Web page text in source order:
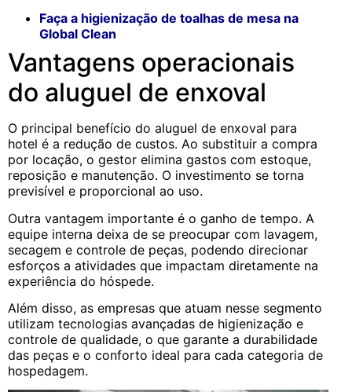
Faça a higienização de toalhas de mesa na
Global Clean
Vantagens operacionais
do aluguel de enxoval
O principal benefício do aluguel de enxoval para
hotel é a redução de custos. Ao substituir a compra
por locação, o gestor elimina gastos com estoque,
reposição e manutenção. O investimento se torna
previsível e proporcional ao uso.
Outra vantagem importante é o ganho de tempo. A
equipe interna deixa de se preocupar com lavagem,
secagem e controle de peças, podendo direcionar
esforços a atividades que impactam diretamente na
experiência do hóspede.
Além disso, as empresas que atuam nesse segmento
utilizam tecnologias avançadas de higienização e
controle de qualidade, o que garante a durabilidade
das peças e o conforto ideal para cada categoria de
hospedagem.